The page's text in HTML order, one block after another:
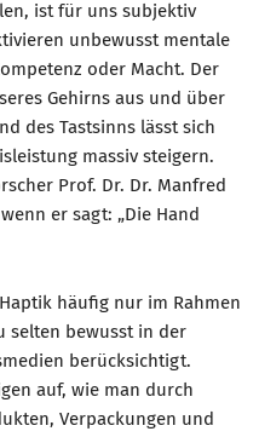
ist für uns subjektiv
unbewusst mentale
oder Macht. Der
Gehirns aus und über
des Tastsinns lässt sich
massiv steigern.
Prof. Dr. Dr. Manfred
er sagt: „Die Hand
häufig nur im Rahmen
selten bewusst in der
berücksichtigt.
auf, wie man durch
Verpackungen und